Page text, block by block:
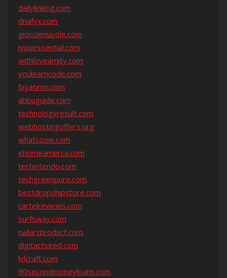
dailylinking.com
dnafyx.com
giocolenuvole.com
iyouessential.com
withloveamity.com
youlearncode.com
fxyatirim.com
abbuguide.com
technologyresult.com
webhostingoffers.org
whatszow.com
ehomeamerca.com
techintendo.com
techgreenpure.com
bestdropshipstore.com
cartelreviews.com
surfsway.com
nailartproduct.com
digitactseed.com
lvlcraft.com
90secondmoneyloans.com